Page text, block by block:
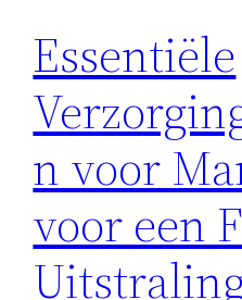
Essentiële
n voor
voor een